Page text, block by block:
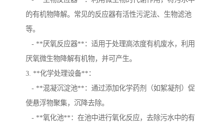
的有机物降解。常见的反应器有活性污泥法、生物滤池
等。
- **厌氧反应器**：适用于处理高浓度有机废水，利用
厌氧微生物降解有机物，并可产生。
3. **化学处理设备**：
- **混凝沉淀池**：通过添加化学药剂（如絮凝剂）促
使悬浮物聚集，沉降去除。
- **氧化池**：在池中进行氧化反应，去除污水中的有